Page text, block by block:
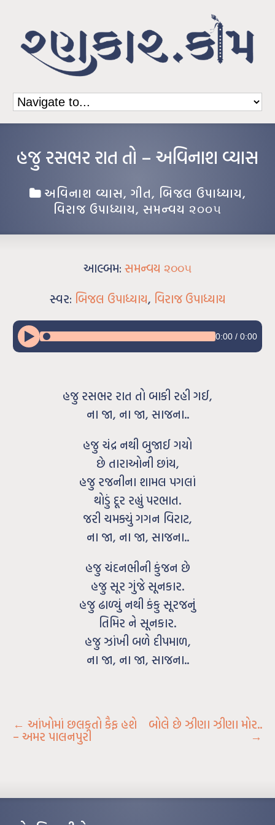
હજુ રસભર રાત તો – અવિનાશ વ્યાસ
અવિનાશ વ્યાસ, ગીત, બિજલ ઉપાધ્યાય,
વિરાજ ઉપાધ્યાય, સમન્વય ૨૦૦૫
આલ્બમ: સમન્વય ૨૦૦૫
સ્વર: બિજલ ઉપાધ્યાય, વિરાજ ઉપાધ્યાય
0:00/ 0:00
હજુ રસભર રાત તો બાકી રહી ગઈ,
ના જા, ના જા, સાજના..
હજુ ચંદ્ર નથી બુજાઈ ગયો
છે તારાઓની છાંય,
હજુ રજનીના શામલ પગલાં
થોડું દૂર રહ્યું પરભાત.
જરી ચમક્યું ગગન વિરાટ,
ના જા, ના જા, સાજના..
હજુ ચંદનભીની કુંજન છે
હજુ સૂર ગુંજે સૂનકાર.
હજુ ઢાળ્યું નથી કંકુ સૂરજનું
તિમિર ને સૂનકાર.
હજુ ઝાંખી બળે દીપમાળ,
ના જા, ના જા, સાજના..
← આંખોમાં છલકતો કૈફ હશે
– અમર પાલનપુરી
બોલે છે ઝીણા ઝીણા મોર..
→